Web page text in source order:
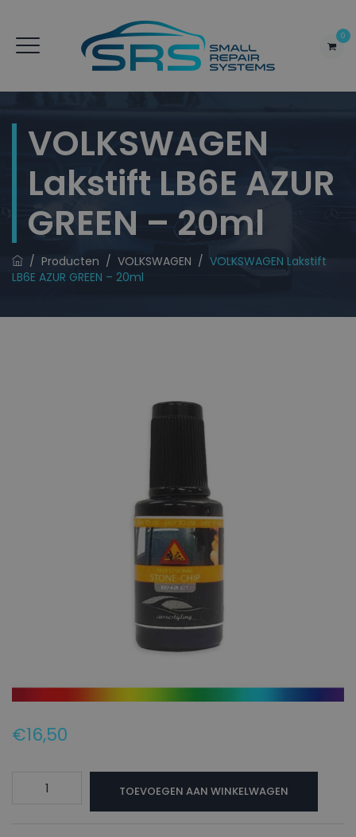
0
VOLKSWAGEN
Lakstift LB6E AZUR
GREEN – 20ml
/ Producten / VOLKSWAGEN / VOLKSWAGEN Lakstift
LB6E AZUR GREEN – 20ml
€16,50
VOLKSWAGEN
TOEVOEGEN AAN WINKELWAGEN